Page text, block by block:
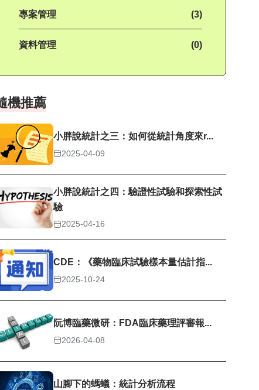
專案管理 (3)
資料管理 (0)
機推薦
小胖說統計之三：如何從統計角度來r...
2025-04-09
小胖說統計之四：驗證性試驗和探索性試
驗
2025-04-16
CDE：《藥物臨床試驗樣本量估計指...
2025-10-24
阮博臨藥微研：FDA臨床藥理評審報...
2026-04-08
山腳下的螞蟻：統計分析流程